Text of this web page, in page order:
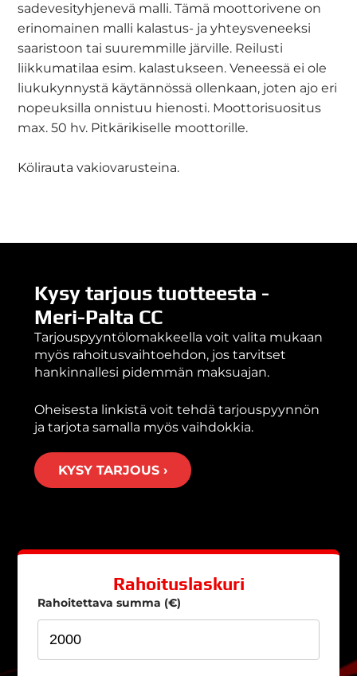
sadevesityhjenevä malli. Tämä moottorivene on
erinomainen malli kalastus- ja yhteysveneeksi
saaristoon tai suuremmille järville. Reilusti
liikkumatilaa esim. kalastukseen. Veneessä ei ole
liukukynnystä käytännössä ollenkaan, joten ajo eri
nopeuksilla onnistuu hienosti. Moottorisuositus
max. 50 hv. Pitkärikiselle moottorille.
Kölirauta vakiovarusteina.
Kysy tarjous tuotteesta -
Meri-Palta CC
Tarjouspyyntölomakkeella voit valita mukaan
myös rahoitusvaihtoehdon, jos tarvitset
hankinnallesi pidemmän maksuajan.
Oheisesta linkistä voit tehdä tarjouspyynnön
ja tarjota samalla myös vaihdokkia.
KYSY TARJOUS ›
Rahoituslaskuri
Rahoitettava summa (€)